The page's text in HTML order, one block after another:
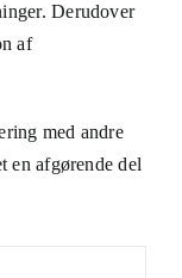
Derudover
af
med andre
en afgørende del